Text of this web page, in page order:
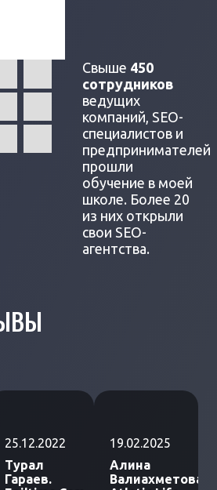
Свыше 450
сотрудников
ведущих
компаний, SEO-
специалистов и
предпринимателей
прошли
обучение в моей
школе. Более 20
из них открыли
свои SEO-
агентства.
25.12.2022
Турал
Гараев.
19.02.2025
Алина
Валиахметова.